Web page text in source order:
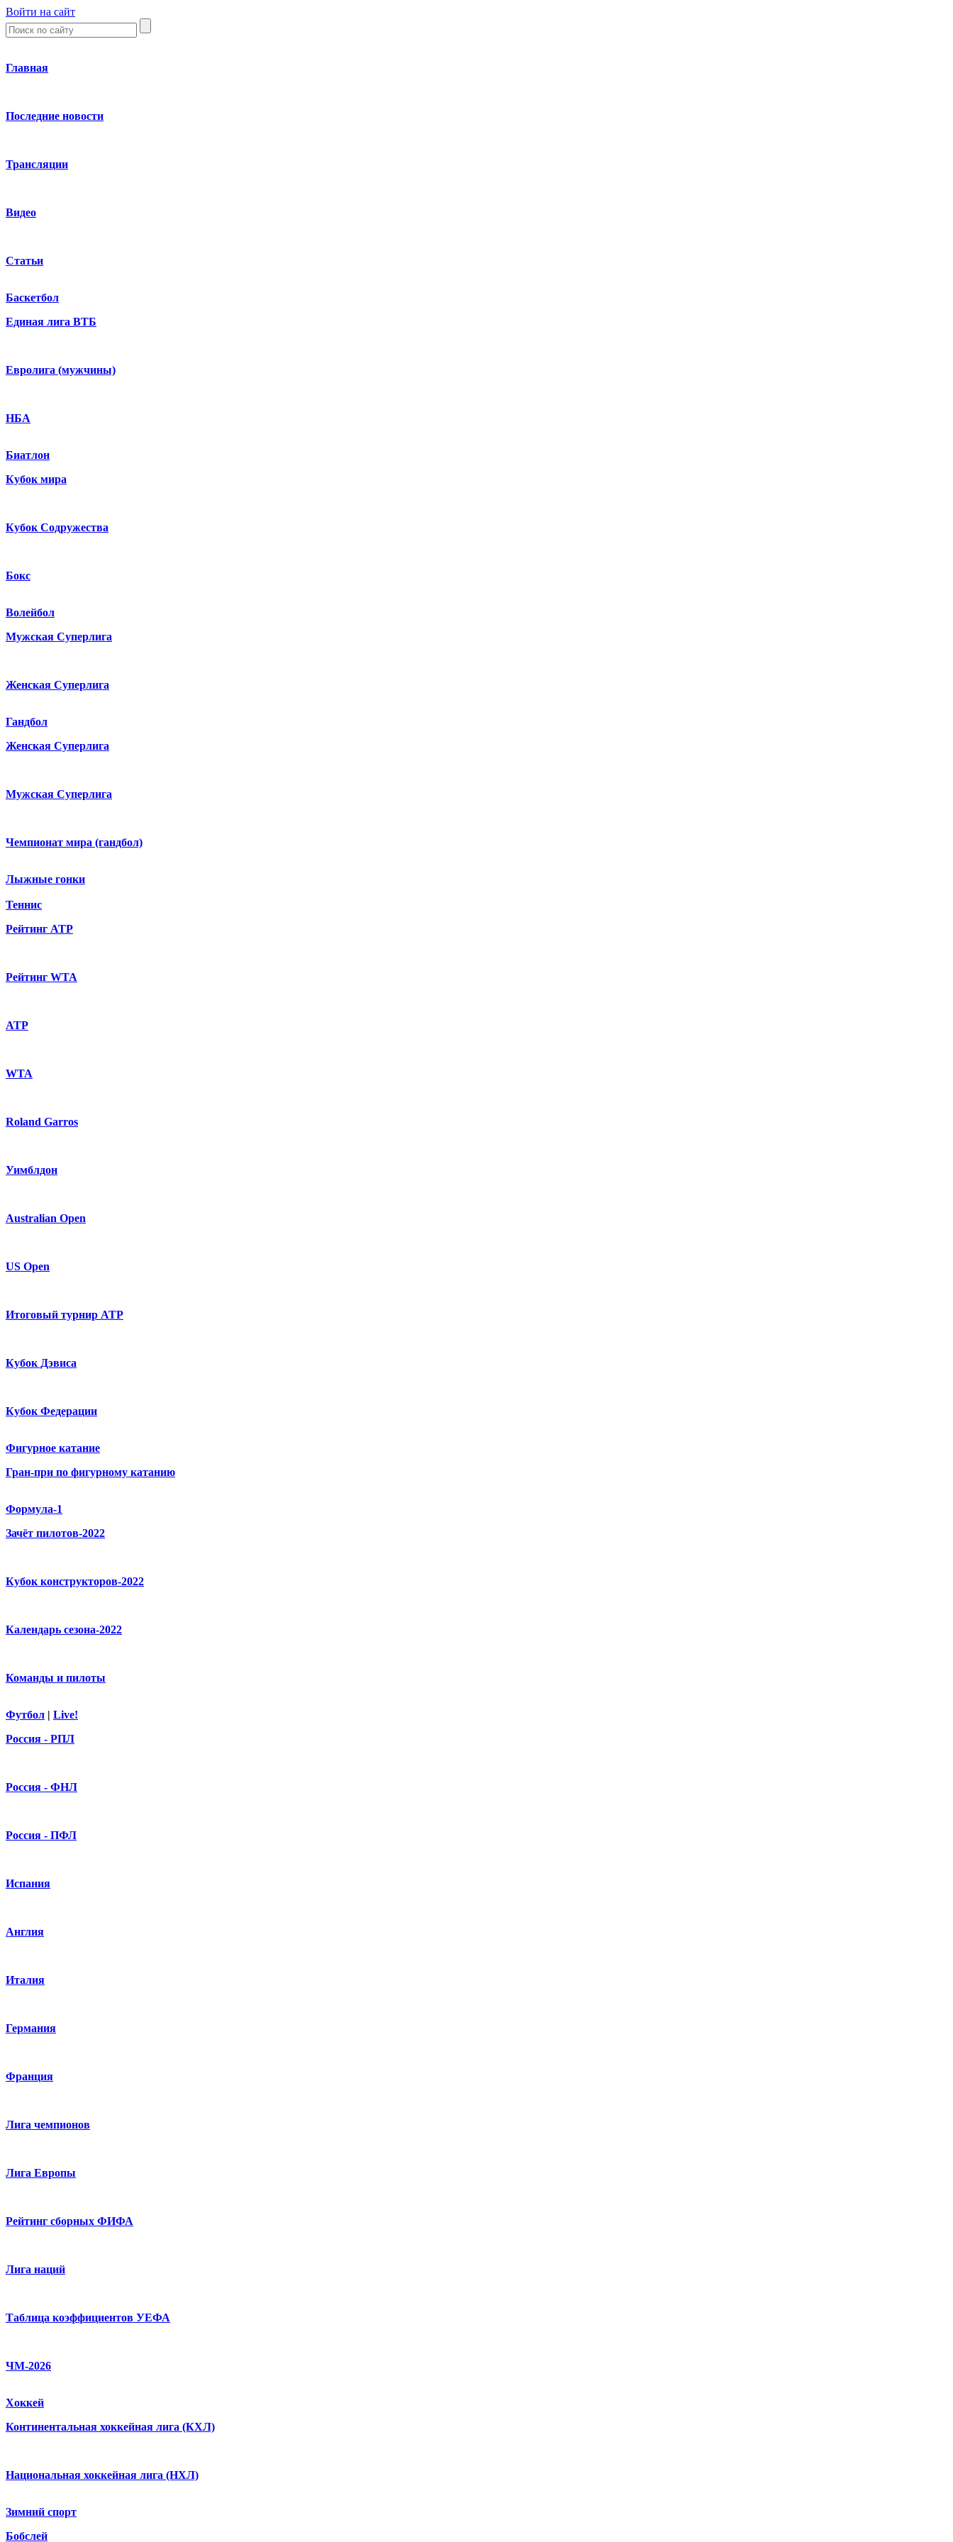
Войти на сайт
Главная
Последние новости
Трансляции
Видео
Статьи
Баскетбол
Единая лига ВТБ
Евролига (мужчины)
НБА
Биатлон
Кубок мира
Кубок Содружества
Бокс
Волейбол
Мужская Суперлига
Женская Суперлига
Гандбол
Женская Суперлига
Мужская Суперлига
Чемпионат мира (гандбол)
Лыжные гонки
Теннис
Рейтинг ATP
Рейтинг WTA
ATP
WTA
Roland Garros
Уимблдон
Australian Open
US Open
Итоговый турнир ATP
Кубок Дэвиса
Кубок Федерации
Фигурное катание
Гран-при по фигурному катанию
Формула-1
Зачёт пилотов-2022
Кубок конструкторов-2022
Календарь сезона-2022
Команды и пилоты
Футбол | Live!
Россия - РПЛ
Россия - ФНЛ
Россия - ПФЛ
Испания
Англия
Италия
Германия
Франция
Лига чемпионов
Лига Европы
Рейтинг сборных ФИФА
Лига наций
Таблица коэффициентов УЕФА
ЧМ-2026
Хоккей
Континентальная хоккейная лига (КХЛ)
Национальная хоккейная лига (НХЛ)
Зимний спорт
Бобслей